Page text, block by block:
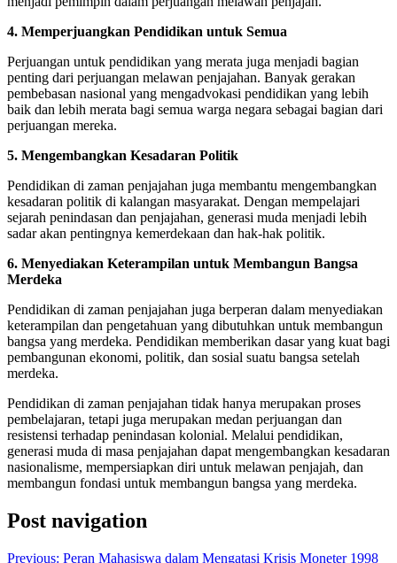
4. Memperjuangkan Pendidikan untuk Semua
Perjuangan untuk pendidikan yang merata juga menjadi bagian
penting dari perjuangan melawan penjajahan. Banyak gerakan
pembebasan nasional yang mengadvokasi pendidikan yang lebih
baik dan lebih merata bagi semua warga negara sebagai bagian dari
perjuangan mereka.
5. Mengembangkan Kesadaran Politik
Pendidikan di zaman penjajahan juga membantu mengembangkan
kesadaran politik di kalangan masyarakat. Dengan mempelajari
sejarah penindasan dan penjajahan, generasi muda menjadi lebih
sadar akan pentingnya kemerdekaan dan hak-hak politik.
6. Menyediakan Keterampilan untuk Membangun Bangsa
Merdeka
Pendidikan di zaman penjajahan juga berperan dalam menyediakan
keterampilan dan pengetahuan yang dibutuhkan untuk membangun
bangsa yang merdeka. Pendidikan memberikan dasar yang kuat bagi
pembangunan ekonomi, politik, dan sosial suatu bangsa setelah
merdeka.
Pendidikan di zaman penjajahan tidak hanya merupakan proses
pembelajaran, tetapi juga merupakan medan perjuangan dan
resistensi terhadap penindasan kolonial. Melalui pendidikan,
generasi muda di masa penjajahan dapat mengembangkan kesadaran
nasionalisme, mempersiapkan diri untuk melawan penjajah, dan
membangun fondasi untuk membangun bangsa yang merdeka.
Post navigation
Previous: Peran Mahasiswa dalam Mengatasi Krisis Moneter 1998